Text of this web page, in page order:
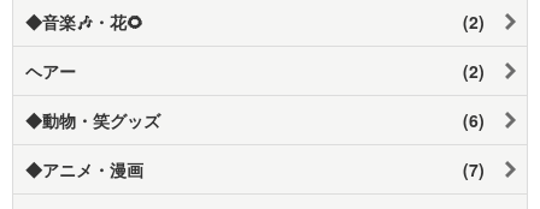
◆音楽🎶・花🌻 (2)
ヘアー (2)
◆動物・笑グッズ (6)
◆アニメ・漫画 (7)